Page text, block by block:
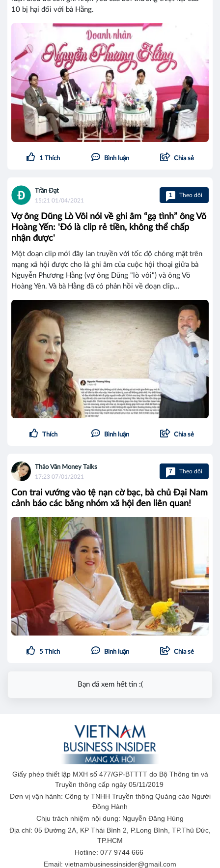
10 bị hại đối với bà Hằng.
1 Thích Bình luận Chia sẻ
Trần Đạt
15:21 01/04/2021
1 Theo dõi
Vợ ông Dũng Lò Vôi nói về ghi âm “gạ tình” ông Võ
Hoàng Yến: 'Đó là clip rẻ tiền, không thể chấp
nhận được'
Một đoạn clip mới đây lan truyền với tốc độ chóng mặt trên
mạng xã hội được cho là ghi âm của cuộc hội thoại giữa bà
Nguyễn Phương Hằng (vợ ông Dũng "lò vôi") và ông Võ
Hoàng Yên. Và bà Hằng đã có phản hồi về đoạn clip...
Thích Bình luận Chia sẻ
Thảo Vân Money Talks
17:23 07/01/2021
7 Theo dõi
Con trai vướng vào tệ nạn cờ bạc, bà chủ Đại Nam
cảnh báo các băng nhóm xã hội đen liên quan!
5 Thích Bình luận Chia sẻ
Bạn đã xem hết tin :(
Giấy phép thiết lập MXH số 477/GP-BTTTT do Bộ Thông tin và
Truyền thông cấp ngày 05/11/2019
Đơn vị vận hành: Công ty TNHH Truyền thông Quảng cáo Người
Đồng Hành
Chịu trách nhiệm nội dung: Nguyễn Đăng Hùng
Địa chỉ: 05 Đường 2A, KP Thái Bình 2, P.Long Bình, TP.Thủ Đức,
TP.HCM
Hotline: 077 9744 666
Email: vietnambusinessinsider@gmail.com